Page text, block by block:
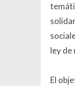
ley de
El